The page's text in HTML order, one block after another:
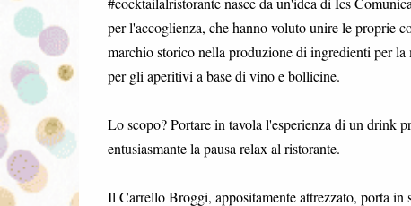
per l'accoglienza, che hanno voluto unire le proprie
marchio storico nella produzione di ingredienti per la
per gli aperitivi a base di vino e bollicine.
Lo scopo? Portare in tavola l'esperienza di un drink
entusiasmante la pausa relax al ristorante.
Il Carrello Broggi, appositamente attrezzato, porta